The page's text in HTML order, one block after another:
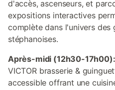
d'accès, ascenseurs, et
expositions interactives
complète dans l'univers des
stéphanoises.
Après-midi (12h30-17h00):
VICTOR brasserie &
accessible offrant une